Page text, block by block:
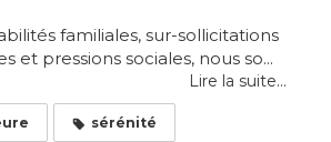
familiales, sur-sollicitations
et pressions sociales, nous so...
Lire la suite...
sérénité